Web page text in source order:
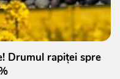
Drumul rapiței spre